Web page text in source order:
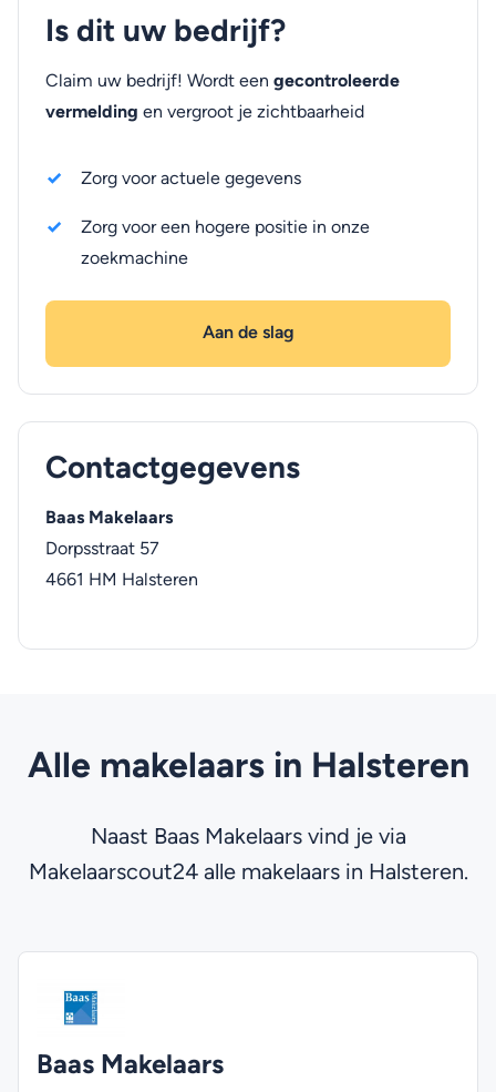
Is dit uw bedrijf?
Claim uw bedrijf! Wordt een gecontroleerde
vermelding en vergroot je zichtbaarheid
Zorg voor actuele gegevens
Zorg voor een hogere positie in onze
zoekmachine
Aan de slag
Contactgegevens
Baas Makelaars
Dorpsstraat 57
4661 HM Halsteren
Alle makelaars in Halsteren
Naast Baas Makelaars vind je via
Makelaarscout24 alle makelaars in Halsteren.
Baas Makelaars